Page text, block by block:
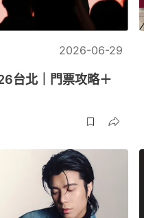
2026-06-29
台北｜門票攻略＋